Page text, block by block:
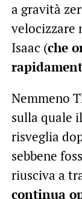
a gravità
velocizzare
Isaac (che
Nemmeno
sulla quale
risveglia
sebbene
riusciva a
continua